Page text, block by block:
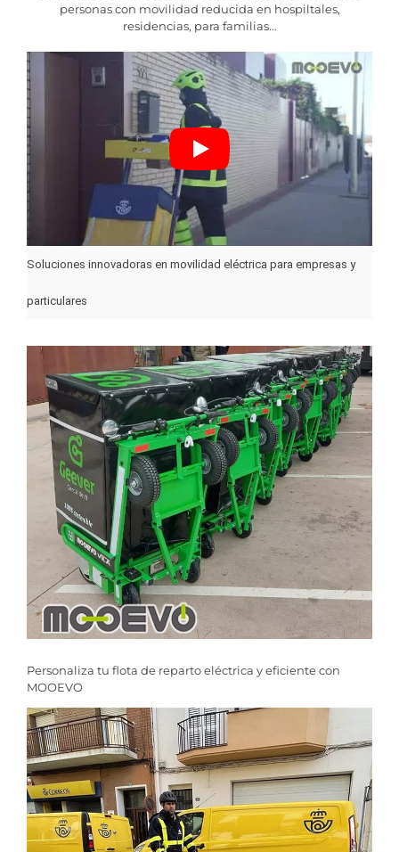
personas con movilidad reducida en hospiltales,
residencias, para familias…
Soluciones innovadoras en movilidad eléctrica para empresas y
particulares
Personaliza tu flota de reparto eléctrica y eficiente con
MOOEVO